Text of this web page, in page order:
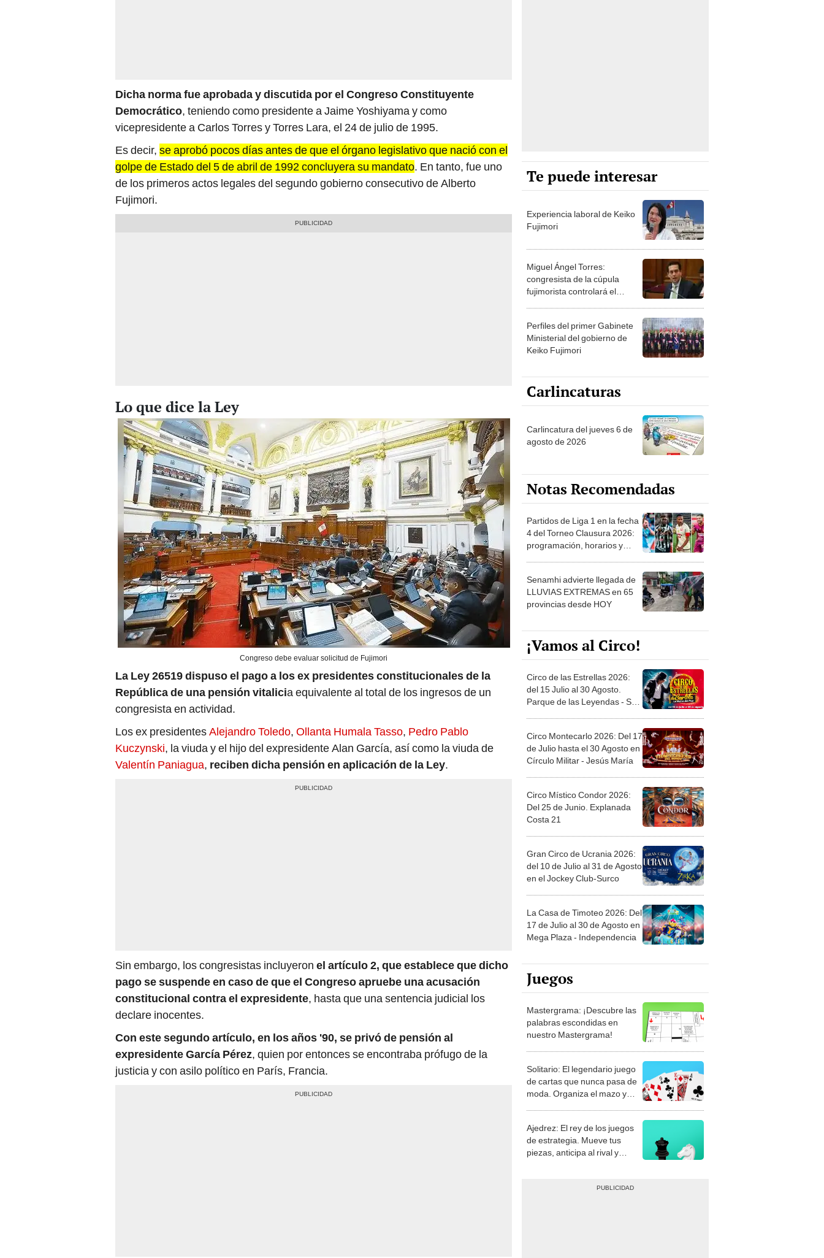
Democrático, teniendo como presidente a Jaime Yoshiyama y como
vicepresidente a Carlos Torres y Torres Lara, el 24 de julio de 1995.
Es decir,se aprobó pocos días antes de que el órgano legislativo que nació con el
golpe de Estado del 5 de abril de 1992 concluyera su mandato. En tanto, fue uno
de los primeros actos legales del segundo gobierno consecutivo de Alberto
Fujimori.
Congreso debe evaluar solicitud de Fujimori
La Ley 26519 dispuso el pago a los ex presidentes constitucionales de la
República de una pensión vitalicia equivalente al total de los ingresos de un
congresista en actividad.
Los ex presidentesAlejandro Toledo
Kuczynski, la viuda y el hijo del expresidente Alan García, así como la viuda de
Valentín Paniagua, reciben dicha pensión en aplicación de la Ley.
pago se suspende en caso de que el Congreso apruebe una acusación
constitucional contra el expresidente, hasta que una sentencia judicial los
declare inocentes.
Con este segundo artículo, en los años '90, se privó de pensión al
expresidente García Pérez, quien por entonces se encontraba prófugo de la
justicia y con asilo político en París, Francia.
Te puede interesar
Fujimori
Miguel Ángel Torres:
congresista de la cúpula
fujimorista controlará el
primer año del Senado
Perfiles del primer Gabinete
Ministerial del gobierno de
Keiko Fujimori
Carlincaturas
agosto de 2026
Notas Recomendadas
Partidos de Liga 1 en la fecha
4 del Torneo Clausura 2026:
programación, horarios y
Senamhi advierte llegada de
LLUVIAS EXTREMAS en 65
provincias desde HOY
¡Vamos al Circo!
Circo de las Estrellas 2026:
del 15 Julio al 30 Agosto.
Parque de las Leyendas - San
Miguel
Circo Montecarlo 2026: Del 17
de Julio hasta el 30 Agosto en
Círculo Militar - Jesús María
Circo Místico Condor 2026:
Del 25 de Junio. Explanada
Costa 21
Gran Circo de Ucrania 2026:
del 10 de Julio al 31 de Agosto
en el Jockey Club-Surco
La Casa de Timoteo 2026: Del
17 de Julio al 30 de Agosto en
Mega Plaza - Independencia
Juegos
Mastergrama: ¡Descubre las
palabras escondidas en
nuestro Mastergrama!
Solitario: El legendario juego
de cartas que nunca pasa de
moda. Organiza el mazo y
demuestra tu habilidad.
Ajedrez: El rey de los juegos
de estrategia. Mueve tus
piezas, anticipa al rival y
consigue el jaque mate.